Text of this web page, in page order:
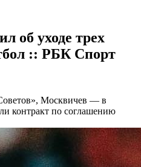
об уходе трех
:: РБК Спорт
Москвичев — в
контракт по соглашению